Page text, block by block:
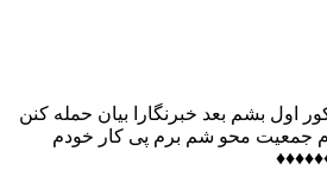
اول بشم بعد خبرنگارا بیان حمله کنن
جمعیت محو شم برم پی کار خودم